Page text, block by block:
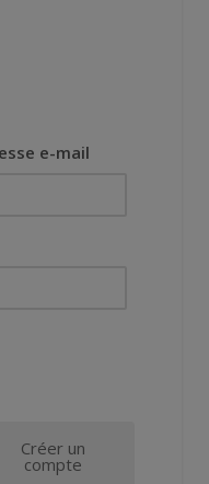
e-mail
Créer un
compte